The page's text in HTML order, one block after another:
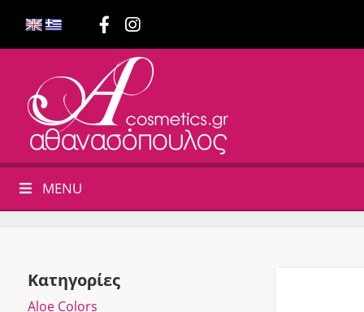
MENU
Κατηγορίες
Αloe Colors